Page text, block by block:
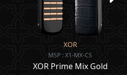
XOR
MSP : X1-MX-CS
XOR Prime Mix Gold